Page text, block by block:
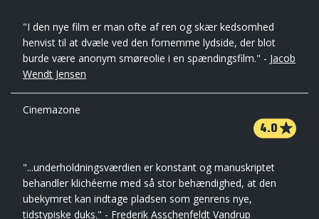
"I den nye film er man ofte af ren og skær kedsomhed
henvist til at dvæle ved den fornemme lydside, der blot
burde være anonym smøreolie i en spændingsfilm." - Jacob
Wendt Jensen
Cinemazone
4.0
"...underholdningsværdien er konstant og manuskriptet
behandler klichéerne med så stor behændighed, at den
ubekymret kan indtage pladsen som genrens nye,
tidstypiske duks." - Frederik Asschenfeldt Vandrup